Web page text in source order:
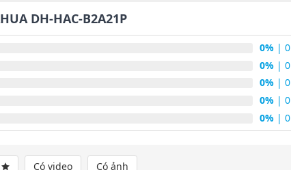
DH-HAC-B2A21P
0% |
0% |
0% |
0% |
0% |
Có video Có ảnh